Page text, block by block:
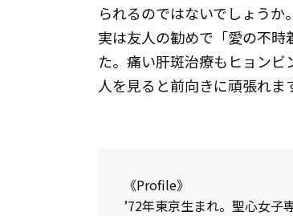
られるのではないでしょうか。
実は友人の勧めで「愛の不
た。痛い肝斑治療もヒョン
人を見ると前向きに頑張れま
《Profile》
’72年東京生まれ。聖心女子